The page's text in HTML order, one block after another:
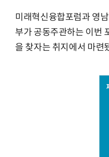
미래혁신융합포럼과 영
부가 공동주관하는 이번
을 찾자는 취지에서 마련